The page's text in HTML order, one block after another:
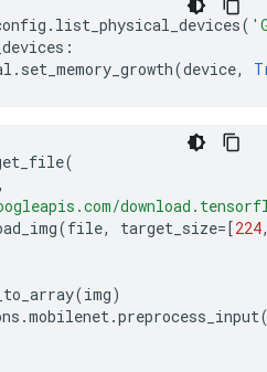
. list_physical_devices(
:
. set_memory_growth(device,
(
,
(file, target_size=[224
(img)
.mobilenet.preprocess_input